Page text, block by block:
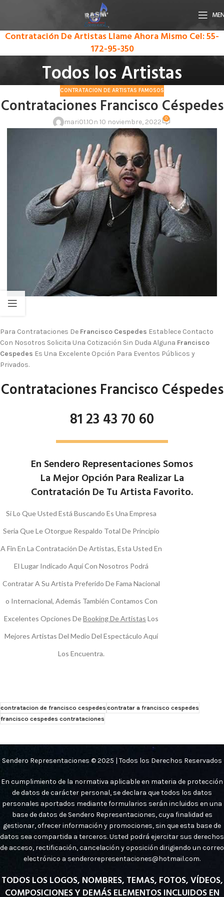
Contratación De Artistas Llame Ahora Mismo Cel: 55-
172-95-350
Todos los Artistas
CONTRATACION DE ARTISTAS FAMOSOS
Contrataciones Francisco Céspedes
mari01.1On 10 noviembre, 2022 0
Para Contrataciones De Francisco Cespedes Establece Contacto
Con Nosotros Solicita Una Cotización Sin Duda Alguna Francisco
Cespedes Es Una Excelente Opción Para Eventos Públicos y
Privados.
Contrataciones Francisco Céspedes
81 23 43 70 60
En Sendero Representaciones Somos
La Mejor Opción Para Realizar La
Contratación De Tu Artista Favorito.
Si Lo Que Usted Está Buscando Es Una Empresa
Seria Que Le Otorgue Respaldo Total De Principio
A Fin En La Contratación De Artistas, Esta Usted En
El Lugar Indicado Aquí Con Nosotros Podrá
Contratar A Su Artista Preferido De Fama Nacional
o Internacional, Además También Contamos Con
Excelentes Opciones DeBooking De Artistas Los
Mejores Artistas Del Medio Del Espectáculo Aquí
Los Encuentra.
contratacion de francisco cespedescontratar a francisco cespedes
francisco cespedes contrataciones
Sendero Representaciones © 2025 | Todos los Derechos Reservados
En cumplimiento de la normativa aplicable en materia de protección
de datos de carácter personal, se declara que todos los datos
personales aportados mediante formularios serán incluidos en una
base de datos de Sendero Representaciones, cuya finalidad es
gestionar, ofrecer información y promociones, sin que esta base de
datos sea compartida a terceros. Usted podrá ejercitar sus derechos
de acceso, rectificación, cancelación y oposición dirigiendo un correo
electrónico a senderorepresentaciones@hotmail.com.
TODOS LOS LOGOS, NOMBRES, TEMAS, FOTOS, VÍDEOS,
COMPOSICIONES Y DEMÁS ELEMENTOS INCLUIDOS EN